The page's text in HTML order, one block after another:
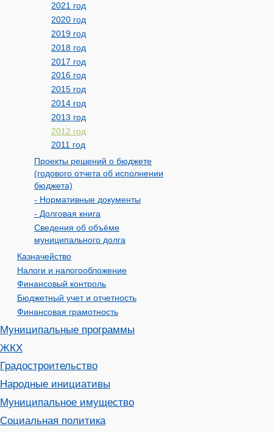
2021 год
2020 год
2019 год
2018 год
2017 год
2016 год
2015 год
2014 год
2013 год
2012 год
2011 год
Проекты решений о бюджете
(годового отчета об исполнении
бюджета)
- Нормативные документы
- Долговая книга
Сведения об объёме
муниципального долга
Казначейство
Налоги и налогообложение
Финансовый контроль
Бюджетный учет и отчетность
Финансовая грамотность
Муниципальные программы
ЖКХ
Градостроительство
Народные инициативы
Муниципальное имущество
Социальная политика